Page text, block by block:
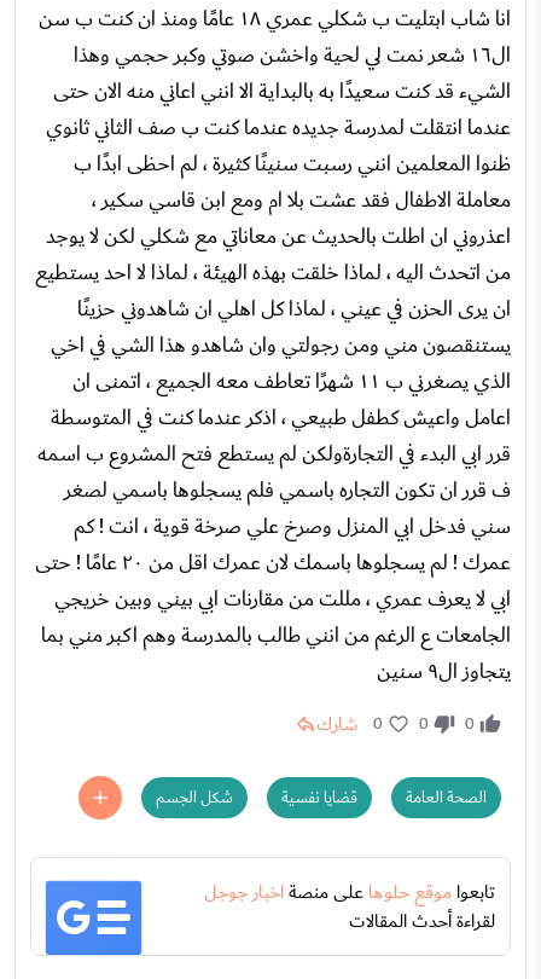
انا شاب ابتليت ب شكلي عمري ١٨ عامًا ومنذ ان كنت ب سن
ال١٦ شعر نمت لي لحية واخشن صوتي وكبر حجمي وهذا
الشيء قد كنت سعيدًا به بالبداية الا انني اعاني منه الان حتى
عندما انتقلت لمدرسة جديده عندما كنت ب صف الثاني ثانوي
ظنوا المعلمين انني رسبت سنينًا كثيرة ، لم احظى ابدًا ب
معاملة الاطفال فقد عشت بلا ام ومع ابن قاسي سكير ،
اعذروني ان اطلت بالحديث عن معاناتي مع شكلي لكن لا يوجد
من اتحدث اليه ، لماذا خلقت بهذه الهيئة ، لماذا لا احد يستطيع
ان يرى الحزن في عيني ، لماذا كل اهلي ان شاهدوني حزينًا
يستنقصون مني ومن رجولتي وان شاهدو هذا الشي في اخي
الذي يصغرني ب ١١ شهرًا تعاطف معه الجميع ، اتمنى ان
اعامل واعيش كطفل طبيعي ، اذكر عندما كنت في المتوسطة
قرر ابي البدء في التجارةولكن لم يستطع فتح المشروع ب اسمه
ف قرر ان تكون التجاره باسمي فلم يسجلوها باسمي لصغر
سني فدخل ابي المنزل وصرخ علي صرخة قوية ، انت ! كم
عمرك ! لم يسجلوها باسمك لان عمرك اقل من ٢٠ عامًا ! حتى
ابي لا يعرف عمري ، مللت من مقارنات ابي بيني وبين خريجي
الجامعات ع الرغم من انني طالب بالمدرسة وهم اكبر مني بما
يتجاوز ال٩ سنين
0
0
0 شارك
الصحة العامة قضايا نفسية شكل الجسم
تابعواموقع حلوهاعلى منصةاخبار جوجل
لقراءة أحدث المقالات